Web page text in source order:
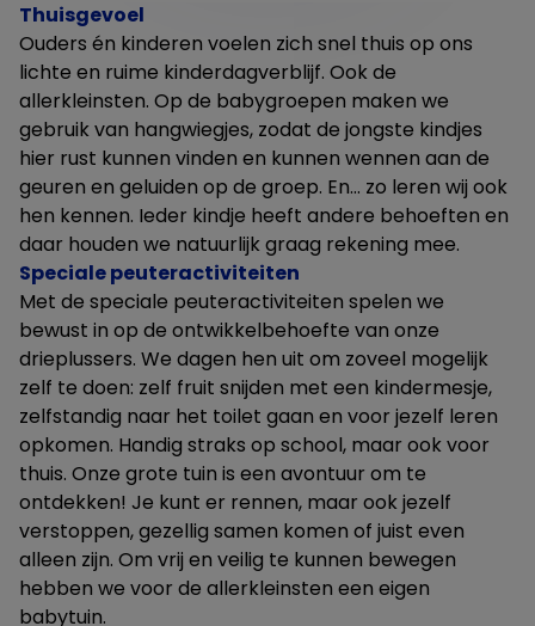
Thuisgevoel
Ouders én kinderen voelen zich snel thuis op ons
lichte en ruime kinderdagverblijf. Ook de
allerkleinsten. Op de babygroepen maken we
gebruik van hangwiegjes, zodat de jongste kindjes
hier rust kunnen vinden en kunnen wennen aan de
geuren en geluiden op de groep. En… zo leren wij ook
hen kennen. Ieder kindje heeft andere behoeften en
daar houden we natuurlijk graag rekening mee.
Speciale peuteractiviteiten
Met de speciale peuteractiviteiten spelen we
bewust in op de ontwikkelbehoefte van onze
drieplussers. We dagen hen uit om zoveel mogelijk
zelf te doen: zelf fruit snijden met een kindermesje,
zelfstandig naar het toilet gaan en voor jezelf leren
opkomen. Handig straks op school, maar ook voor
thuis. Onze grote tuin is een avontuur om te
ontdekken! Je kunt er rennen, maar ook jezelf
verstoppen, gezellig samen komen of juist even
alleen zijn. Om vrij en veilig te kunnen bewegen
hebben we voor de allerkleinsten een eigen
babytuin.